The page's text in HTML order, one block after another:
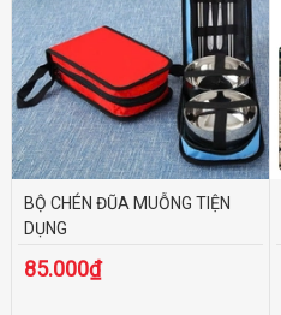
BỘ CHÉN ĐŨA MUỖNG TIỆN
DỤNG
85.000₫